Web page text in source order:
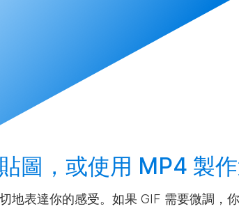
圖，或使用 MP4 製作
地表達你的感受。如果 GIF 需要微調，